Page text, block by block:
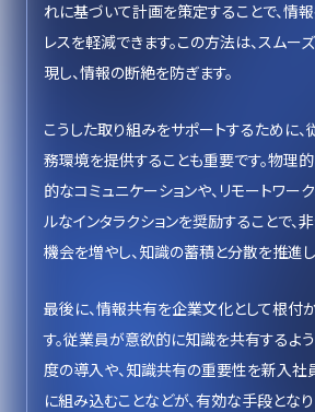
れに基づいて計画を策定することで、情
レスを軽減できます。この方法は、スムー
現し、情報の断絶を防ぎます。
こうした取り組みをサポートするために
務環境を提供することも重要です。物理
的なコミュニケーションや、リモートワー
ルなインタラクションを奨励することで
機会を増やし、知識の蓄積と分散を推進し
最後に、情報共有を企業文化として根付
す。従業員が意欲的に知識を共有するよ
度の導入や、知識共有の重要性を新入社
に組み込むことなどが、有効な手段となり